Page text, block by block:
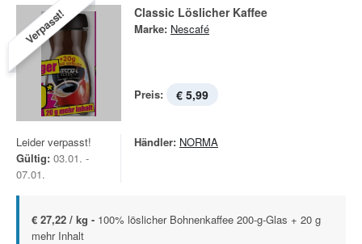
Verpasst! Classic Löslicher Kaffee
Marke: Nescafé
Preis: € 5,99
Leider verpasst!
Gültig: 03.01. -
07.01.
Händler: NORMA
€ 27,22 / kg - 100% löslicher Bohnenkaffee 200-g-Glas + 20 g
mehr Inhalt